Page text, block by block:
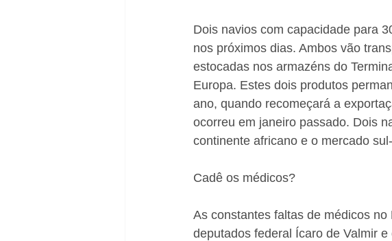
Dois navios com capacidade para
nos próximos dias. Ambos vão
estocadas nos armazéns do
Europa. Estes dois produtos
ano, quando recomeçará a
ocorreu em janeiro passado. Dois
continente africano e o mercado
Cadê os médicos?
As constantes faltas de médicos
deputados federal Ícaro de Valmir